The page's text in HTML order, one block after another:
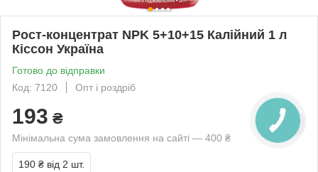
Рост-концентрат NPK 5+10+15 Калійний 1 л
Кіссон Україна
Готово до відправки
Код: 7120
Опт і роздріб
193 ₴
Мінімальна сума замовлення на сайті — 400 ₴
190 ₴ від 2 шт.